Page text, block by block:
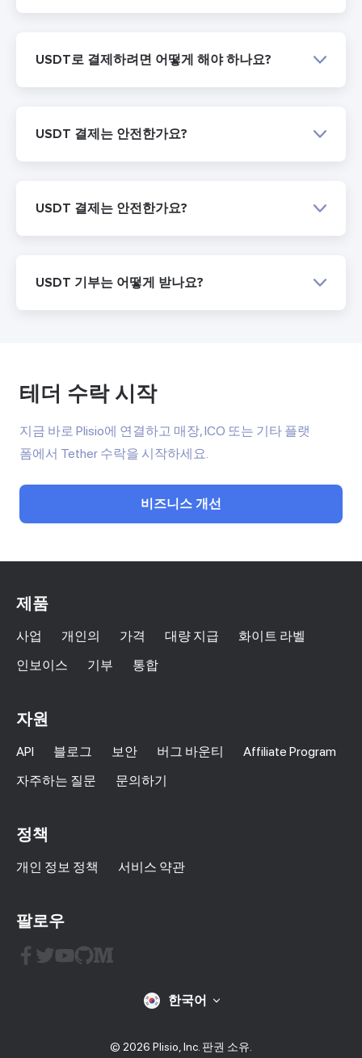
USDT로 결제하려면 어떻게 해야 하나요?
USDT 결제는 안전한가요?
USDT 결제는 안전한가요?
USDT 기부는 어떻게 받나요?
테더 수락 시작
지금 바로 Plisio에 연결하고 매장, ICO 또는 기타 플랫
폼에서 Tether 수락을 시작하세요.
비즈니스 개선
제품
사업 개인의 가격 대량 지급
화이트 라벨
인보이스
기부 통합
자원
API 블로그 보안 버그 바운티
Affiliate Program
자주하는 질문
문의하기
정책
개인 정보 정책 서비스 약관
팔로우
한국어
© 2026 Plisio, Inc. 판권 소유.